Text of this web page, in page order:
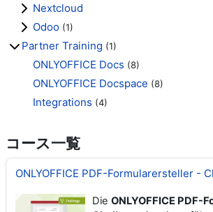
Nextcloud
Odoo (1)
Partner Training (1)
ONLYOFFICE Docs (8)
ONLYOFFICE Docspace (8)
Integrations (4)
コース一覧
ONLYOFFICE PDF-Formularersteller -
Die ONLYOFFICE PDF-